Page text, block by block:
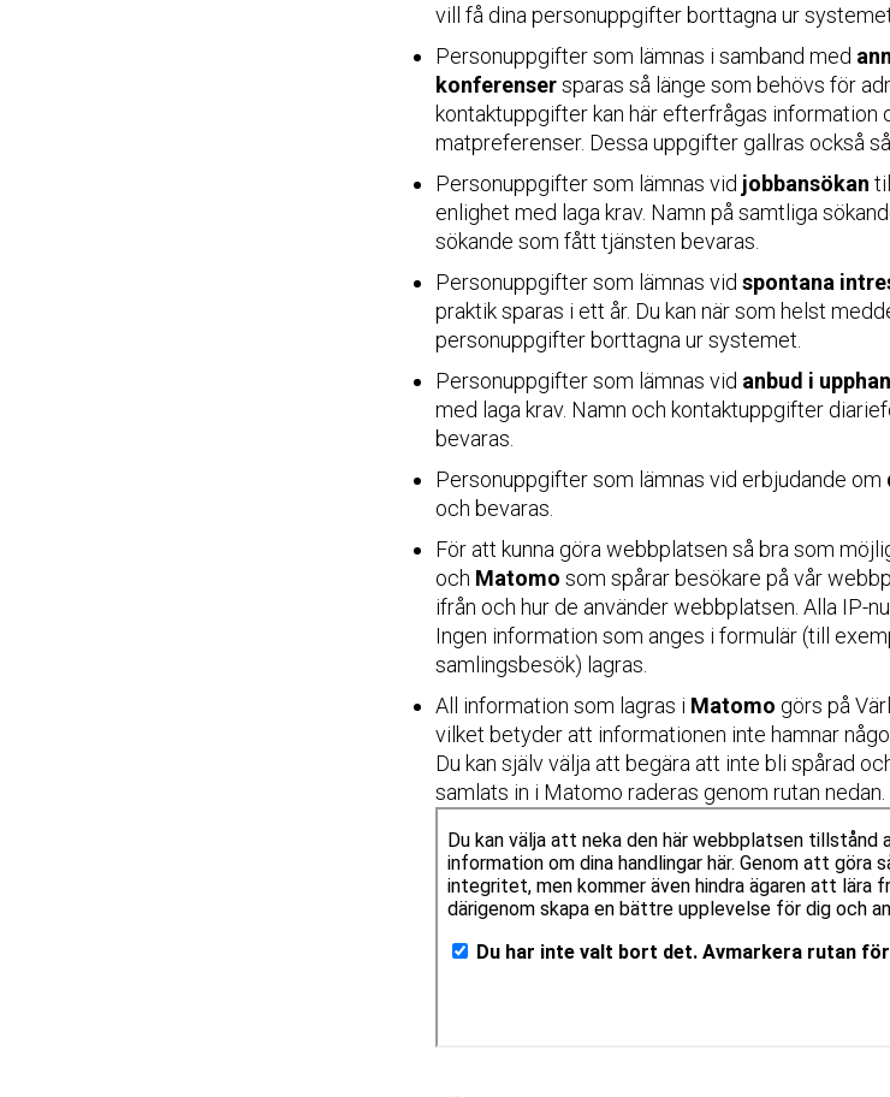
vill få dina personuppgifter borttagna ur
Personuppgifter som lämnas i samband med
konferensersparas så länge som behövs för
kontaktuppgifter kan här efterfrågas information
matpreferenser. Dessa uppgifter gallras också
Personuppgifter som lämnas vid jobbansökan
enlighet med laga krav. Namn på samtliga
sökande som fått tjänsten bevaras.
Personuppgifter som lämnas vid spontana
praktik sparas i ett år. Du kan när som helst
personuppgifter borttagna ur systemet.
Personuppgifter som lämnas vid anbud i
med laga krav. Namn och kontaktuppgifter
bevaras.
Personuppgifter som lämnas vid erbjudande om
och bevaras.
För att kunna göra webbplatsen så bra som
och Matomo som spårar besökare på vår
ifrån och hur de använder webbplatsen. Alla IP-
Ingen information som anges i formulär (till
samlingsbesök) lagras.
All information som lagras i Matomo görs på
vilket betyder att informationen inte hamnar
Du kan själv välja att begära att inte bli spårad
samlats in i Matomo raderas genom rutan nedan.